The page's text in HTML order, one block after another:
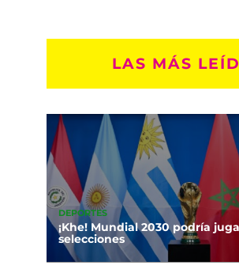
LAS MÁS
DEPORTES
¡Khe! Mundial 2030 podría
selecciones